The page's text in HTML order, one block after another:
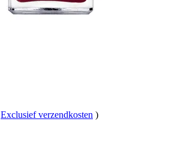
Exclusief verzendkosten )